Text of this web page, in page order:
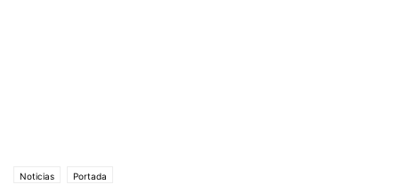
Noticias Portada